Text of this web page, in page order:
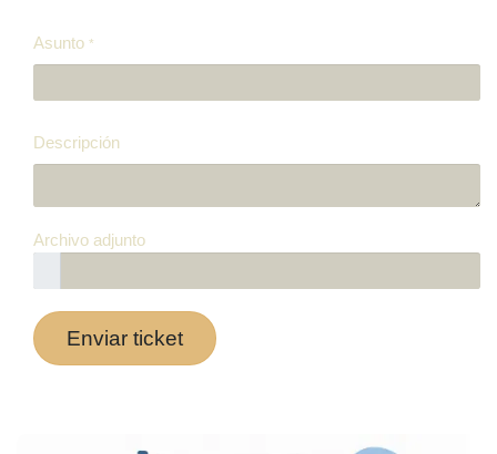
Asunto *
Descripción
Archivo adjunto
Enviar ticket